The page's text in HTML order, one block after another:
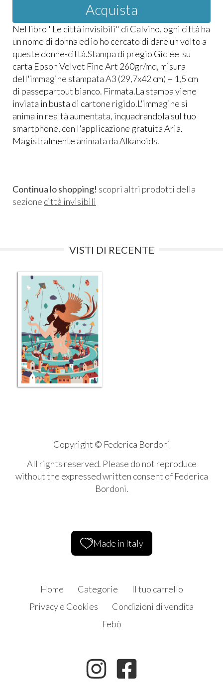
Acquista
Nel libro "Le città invisibili" di Calvino, ogni città ha
un nome di donna ed io ho cercato di dare un volto a
queste donne-città.Stampa di pregio Giclée su
carta Epson Velvet Fine Art 260gr/mq, misura
dell'immagine stampata A3 (29,7x42 cm) + 1,5 cm
di passepartout bianco. Firmata.La stampa viene
inviata in busta di cartone rigido.L'immagine si
anima in realtà aumentata, inquadrandola sul tuo
smartphone, con l'applicazione gratuita Aria.
Magistralmente animata da Alkanoids.
Continua lo shopping! scopri altri prodotti della
sezione città invisibili
VISTI DI RECENTE
Copyright © Federica Bordoni
All rights reserved. Please do not reproduce
without the expressed written consent of Federica
Bordoni.
Made in Italy
Home Categorie
Il tuo carrello
Privacy e Cookies
Condizioni di vendita
Febò